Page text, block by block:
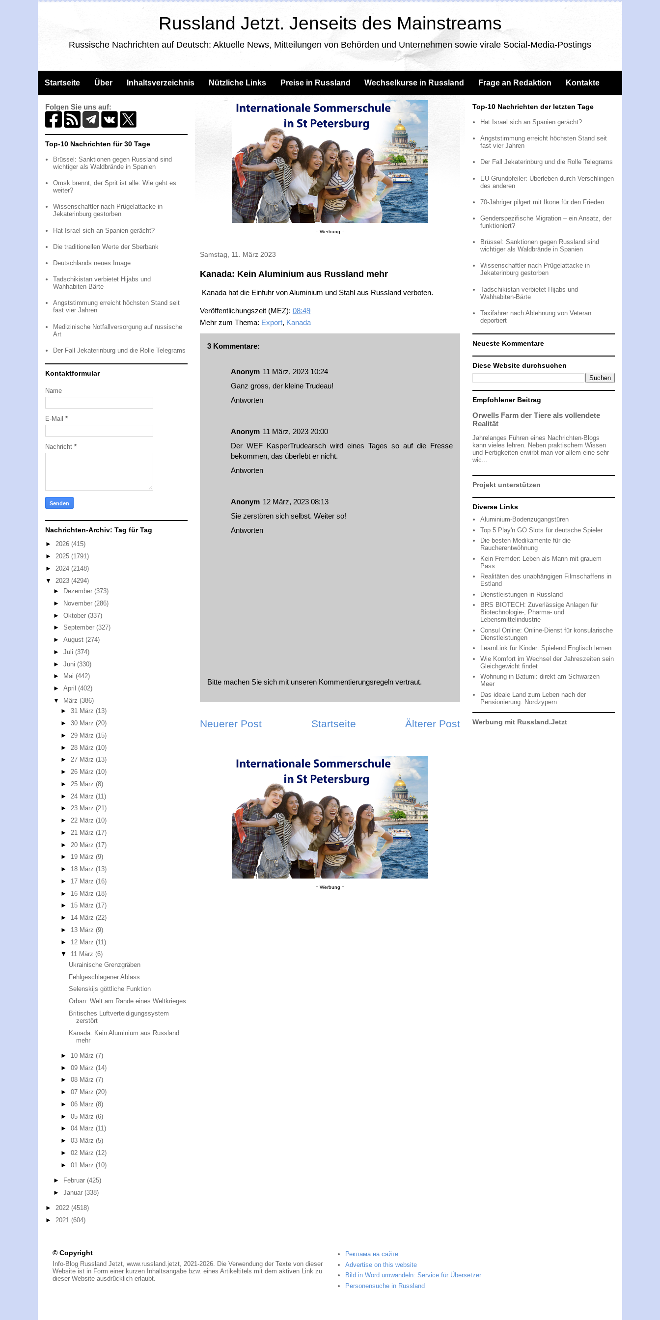
Russland Jetzt. Jenseits des Mainstreams
Russische Nachrichten auf Deutsch: Aktuelle News, Mitteilungen von Behörden und Unternehmen sowie virale Social-Media-Postings
Startseite Über Inhaltsverzeichnis Nützliche Links Preise in Russland Wechselkurse in Russland Frage an Redaktion Kontakte
↑ Werbung ↑
Samstag, 11. März 2023
Kanada: Kein Aluminium aus Russland mehr
Kanada hat die Einfuhr von Aluminium und Stahl aus Russland verboten.
Veröffentlichungszeit (MEZ): 08:49
Mehr zum Thema: Export, Kanada
3 Kommentare:
Anonym 11 März, 2023 10:24
Ganz gross, der kleine Trudeau!
Antworten
Anonym 11 März, 2023 20:00
Der WEF KasperTrudearsch wird eines Tages so auf die Fresse
bekommen, das überlebt er nicht.
Antworten
Anonym 12 März, 2023 08:13
Sie zerstören sich selbst. Weiter so!
Antworten
Bitte machen Sie sich mit unseren Kommentierungsregeln vertraut.
Neuerer Post Älterer Post
Startseite
↑ Werbung ↑
Folgen Sie uns auf:
Top-10 Nachrichten für 30 Tage
Brüssel: Sanktionen gegen Russland sind
wichtiger als Waldbrände in Spanien
Omsk brennt, der Sprit ist alle: Wie geht es
weiter?
Wissenschaftler nach Prügelattacke in
Jekaterinburg gestorben
Hat Israel sich an Spanien gerächt?
Die traditionellen Werte der Sberbank
Deutschlands neues Image
Tadschikistan verbietet Hijabs und
Wahhabiten-Bärte
Angststimmung erreicht höchsten Stand seit
fast vier Jahren
Medizinische Notfallversorgung auf russische
Art
Der Fall Jekaterinburg und die Rolle Telegrams
Kontaktformular
Name
E-Mail *
Nachricht *
Nachrichten-Archiv: Tag für Tag
► 2026 (415)
► 2025 (1791)
► 2024 (2148)
▼ 2023 (4294)
►
Dezember (373)
►
November (286)
► Oktober (337)
► September (327)
► August (274)
► Juli (374)
► Juni (330)
►
Mai (442)
► April (402)
▼
März (386)
►31 März(13)
►30 März(20)
► 29 März(15)
► 28 März(10)
►27 März(13)
►26 März(10)
► 25 März(8)
► 24 März(11)
►23 März(21)
►22 März(10)
► 21 März(17)
► 20 März(17)
► 19 März(9)
► 18 März(13)
► 17 März(16)
► 16 März(18)
► 15 März(17)
► 14 März(22)
► 13 März(9)
► 12 März(11)
▼ 11 März(6)
Ukrainische Grenzgräben
Fehlgeschlagener Ablass
Selenskijs göttliche Funktion
Orban: Welt am Rande eines Weltkrieges
Britisches Luftverteidigungssystem
zerstört
Kanada: Kein Aluminium aus Russland
mehr
► 10 März(7)
►09 März(14)
►08 März(7)
►07 März(20)
►06 März(8)
►05 März(6)
►04 März(11)
►03 März(5)
►02 März(12)
►01 März(10)
► Februar (425)
► Januar (338)
► 2022 (4518)
► 2021 (604)
Top-10 Nachrichten der letzten Tage
Hat Israel sich an Spanien gerächt?
Angststimmung erreicht höchsten Stand seit
fast vier Jahren
Der Fall Jekaterinburg und die Rolle Telegrams
EU-Grundpfeiler: Überleben durch Verschlingen
des anderen
70-Jähriger pilgert mit Ikone für den Frieden
Genderspezifische Migration – ein Ansatz, der
funktioniert?
Brüssel: Sanktionen gegen Russland sind
wichtiger als Waldbrände in Spanien
Wissenschaftler nach Prügelattacke in
Jekaterinburg gestorben
Tadschikistan verbietet Hijabs und
Wahhabiten-Bärte
Taxifahrer nach Ablehnung von Veteran
deportiert
Neueste Kommentare
Diese Website durchsuchen
Empfohlener Beitrag
Orwells Farm der Tiere als vollendete
Realität
Jahrelanges Führen eines Nachrichten-Blogs
kann vieles lehren. Neben praktischem Wissen
und Fertigkeiten erwirbt man vor allem eine sehr
wic...
Projekt unterstützen
Diverse Links
Aluminium-Bodenzugangstüren
Top 5 Play'n GO Slots für deutsche Spieler
Die besten Medikamente für die
Raucherentwöhnung
Kein Fremder: Leben als Mann mit grauem
Pass
Realitäten des unabhängigen Filmschaffens in
Estland
Dienstleistungen in Russland
BRS BIOTECH: Zuverlässige Anlagen für
Biotechnologie-, Pharma- und
Lebensmittelindustrie
Consul Online: Online-Dienst für konsularische
Dienstleistungen
LearnLink für Kinder: Spielend Englisch lernen
Wie Komfort im Wechsel der Jahreszeiten sein
Gleichgewicht findet
Wohnung in Batumi: direkt am Schwarzen
Meer
Das ideale Land zum Leben nach der
Pensionierung: Nordzypern
Werbung mit Russland.Jetzt
© Copyright
Info-Blog Russland Jetzt, www.russland.jetzt, 2021-2026. Die Verwendung der Texte von dieser
Website ist in Form einer kurzen Inhaltsangabe bzw. eines Artikeltitels mit dem aktiven Link zu
dieser Website ausdrücklich erlaubt.
Реклама на сайте
Advertise on this website
Bild in Word umwandeln: Service für Übersetzer
Personensuche in Russland